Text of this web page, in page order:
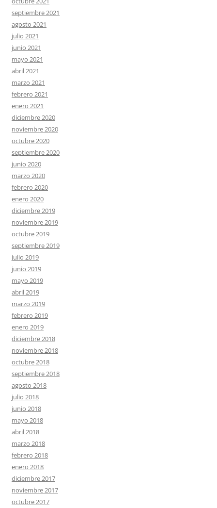
septiembre 2021
agosto 2021
julio 2021
junio 2021
mayo 2021
abril 2021
marzo 2021
febrero 2021
enero 2021
diciembre 2020
noviembre 2020
octubre 2020
septiembre 2020
junio 2020
marzo 2020
febrero 2020
enero 2020
diciembre 2019
noviembre 2019
octubre 2019
septiembre 2019
julio 2019
junio 2019
mayo 2019
abril 2019
marzo 2019
febrero 2019
enero 2019
diciembre 2018
noviembre 2018
octubre 2018
septiembre 2018
agosto 2018
julio 2018
junio 2018
mayo 2018
abril 2018
marzo 2018
febrero 2018
enero 2018
diciembre 2017
noviembre 2017
octubre 2017